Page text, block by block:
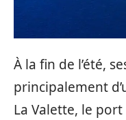
À la fin de l’été,
principalement
La Valette, le